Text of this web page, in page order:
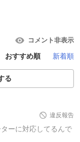
コメント非表示
おすすめ順 新着順
る
違反報告
ーに対応してるんで